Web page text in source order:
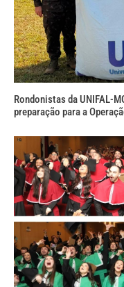
Rondonistas da UNIFAL-
preparação para a